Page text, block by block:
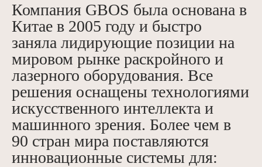
Компания GBOS была основана в
Китае в 2005 году и быстро
заняла лидирующие позиции на
мировом рынке раскройного и
лазерного оборудования. Все
решения оснащены технологиями
искусственного интеллекта и
машинного зрения. Более чем в
90 стран мира поставляются
инновационные системы для: